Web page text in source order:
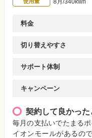
8月/340kwh
料金
切り替えやすさ
サポート体制
キャンペーン
契約して良かった
毎月の支払いでたまる
イオンモールがあるの